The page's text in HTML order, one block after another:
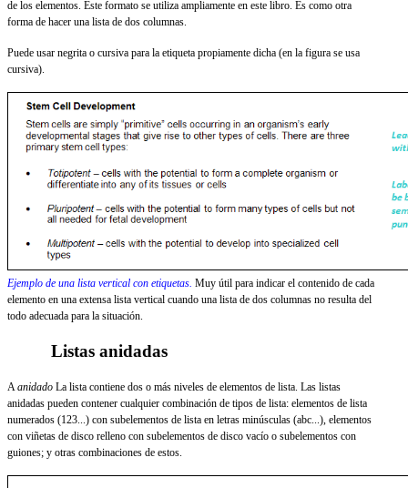
de los elementos. Este formato se utiliza ampliamente en este libro. Es como otra
forma de hacer una lista de dos columnas.
Puede usar negrita o cursiva para la etiqueta propiamente dicha (en la figura se usa
cursiva).
Ejemplo de una lista vertical con etiquetas. Muy útil para indicar el contenido de cada
elemento en una extensa lista vertical cuando una lista de dos columnas no resulta del
todo adecuada para la situación.
Listas anidadas
A anidado La lista contiene dos o más niveles de elementos de lista. Las listas
anidadas pueden contener cualquier combinación de tipos de lista: elementos de lista
numerados (123...) con subelementos de lista en letras minúsculas (abc...), elementos
con viñetas de disco relleno con subelementos de disco vacío o subelementos con
guiones; y otras combinaciones de estos.